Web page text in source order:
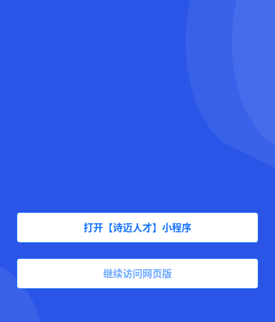
打开【诗迈人才】小程序
继续访问网页版